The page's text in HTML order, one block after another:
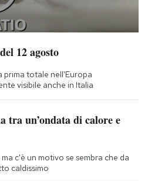
12 agosto
prima totale nell'Europa
visibile anche in Italia
tra un’ondata di calore e
c'è un motivo se sembra che da
caldissimo